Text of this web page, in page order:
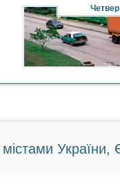
Четвер
України,